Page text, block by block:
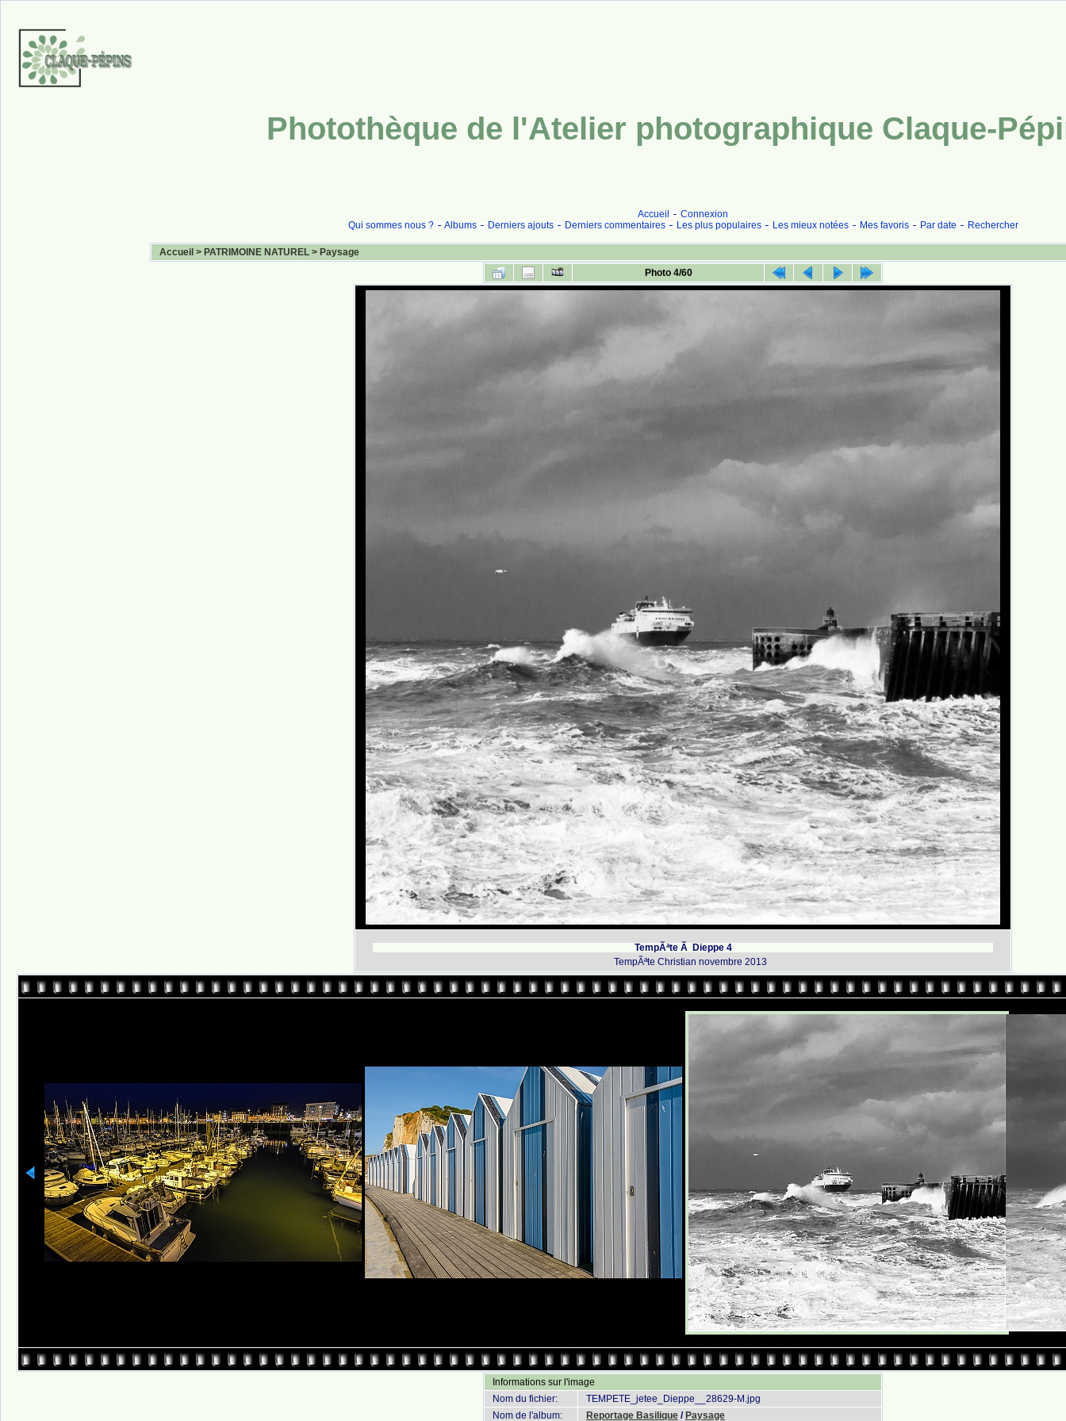
Photothèque de l'Atelier photographique Claque-
Accueil
Connexion
Qui sommes nous ?
Albums Derniers ajouts Derniers commentaires Les plus populaires Les mieux notées Mes favoris Par date Rechercher
Accueil > PATRIMOINE NATUREL > Paysage
Photo 4/60
TempÃªte Ã Dieppe 4
TempÃªte Christian novembre 2013
Informations sur l'image
Nom du fichier:
TEMPETE_jetee_Dieppe__28629-M.jpg
Nom de l'album:
Reportage Basilique / Paysage